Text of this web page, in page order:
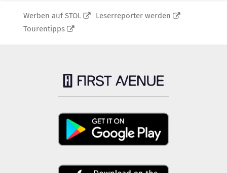
Werben auf STOL
Leserreporter werden
Tourentipps